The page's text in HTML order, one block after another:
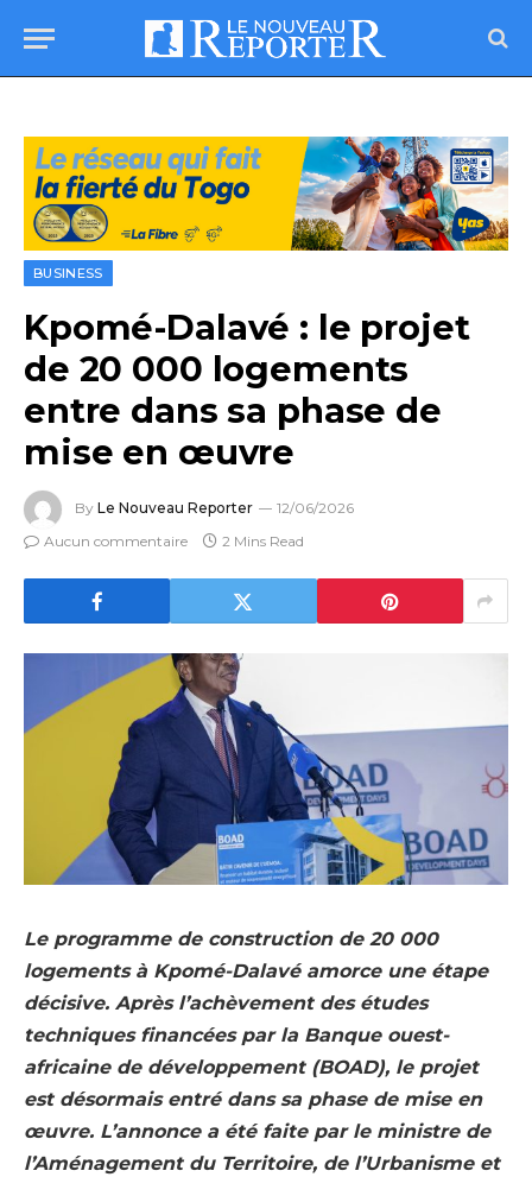
BUSINESS
Kpomé-Dalavé : le projet
de 20 000 logements
entre dans sa phase de
mise en œuvre
By Le Nouveau Reporter
12/06/2026
Aucun commentaire
2 Mins Read
Le programme de construction de 20 000
logements à Kpomé-Dalavé amorce une étape
décisive. Après l’achèvement des études
techniques financées par la Banque ouest-
africaine de développement (BOAD), le projet
est désormais entré dans sa phase de mise en
œuvre. L’annonce a été faite par le ministre de
l’Aménagement du Territoire, de l’Urbanisme et